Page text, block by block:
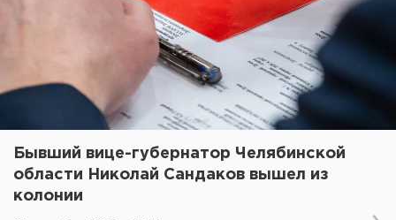
Бывший вице-губернатор Челябинской
области Николай Сандаков вышел из
колонии